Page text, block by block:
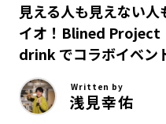
見える人も見えない
イオ！Blined
drink でコラボイベン
Written by
浅見幸佑